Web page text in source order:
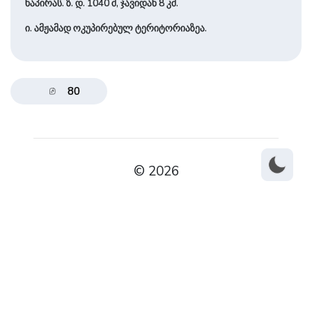
ნაპირას. ზ. დ. 1040 მ, ჯავიდან 8 კმ.
ი. ამჟამად ოკუპირებულ ტერიტორიაზეა.
80
© 2026